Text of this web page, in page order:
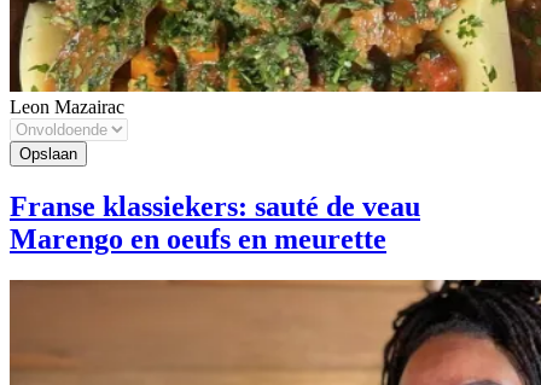
Leon Mazairac
Franse klassiekers: sauté de veau
Marengo en oeufs en meurette